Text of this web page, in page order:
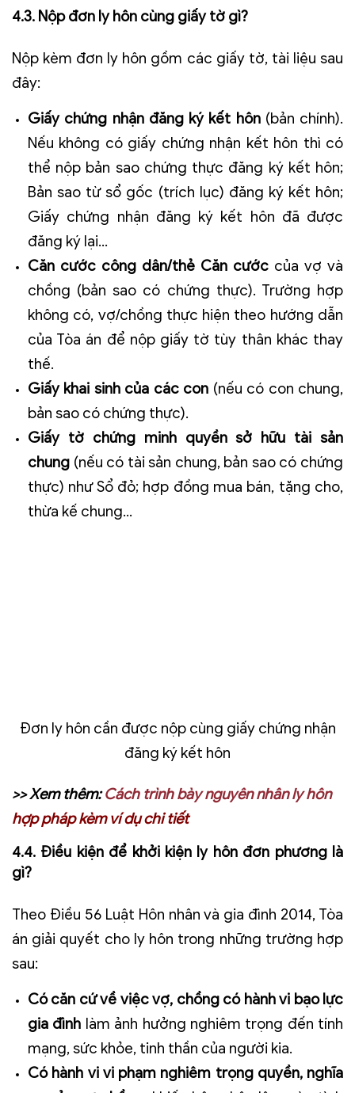
4.3. Nộp đơn ly hôn cùng giấy tờ gì?
Nộp kèm đơn ly hôn gồm các giấy tờ, tài liệu sau
đây:
Giấy chứng nhận đăng ký kết hôn(bản chính).
Nếu không có giấy chứng nhận kết hôn thì có
thể nộp bản sao chứng thực đăng ký kết hôn;
Bản sao từ sổ gốc (trích lục) đăng ký kết hôn;
Giấy chứng nhận đăng ký kết hôn đã được
đăng ký lại...
Căn cước công dân/thẻ Căn cước của vợ và
chồng (bản sao có chứng thực). Trường hợp
không có, vợ/chồng thực hiện theo hướng dẫn
của Tòa án để nộp giấy tờ tùy thân khác thay
thế.
Giấy khai sinh của các con (nếu có con chung,
bản sao có chứng thực).
Giấy tờ chứng minh quyền sở hữu tài sản
chung (nếu có tài sản chung, bản sao có chứng
thực) như Sổ đỏ; hợp đồng mua bán, tặng cho,
thừa kế chung...
Đơn ly hôn cần được nộp cùng giấy chứng nhận
đăng ký kết hôn
>> Xem thêm:Cách trình bày nguyên nhân ly hôn
hợp pháp kèm ví dụ chi tiết
4.4. Điều kiện để khởi kiện ly hôn đơn phương là
gì?
Theo Điều 56 Luật Hôn nhân và gia đình 2014, Tòa
án giải quyết cho ly hôn trong những trường hợp
sau:
Có căn cứ về việc vợ, chồng có hành vi bạo lực
gia đình làm ảnh hưởng nghiêm trọng đến tính
mạng, sức khỏe, tinh thần của người kia.
Có hành vi vi phạm nghiêm trọng quyền, nghĩa